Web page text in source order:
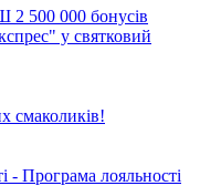
500 000 бонусів
у святковий
смаколиків!
- Програма лояльності